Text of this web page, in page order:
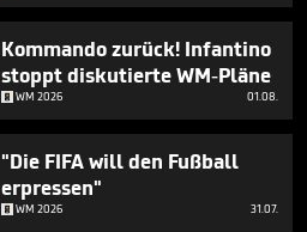
Kommando zurück! Infantino
stoppt diskutierte WM-Pläne
WM 2026 01.08.
"Die FIFA will den Fußball
erpressen"
WM 2026 31.07.